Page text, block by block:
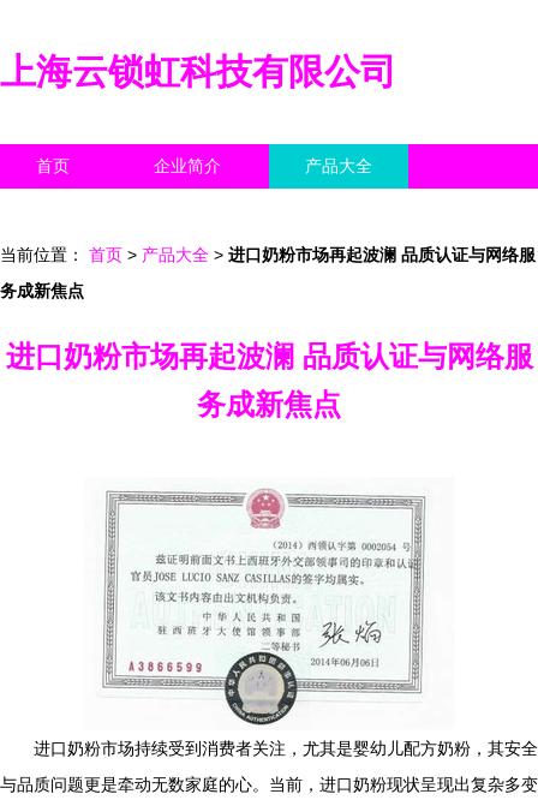
上海云锁虹科技有限公司
首页 企业简介 产品大全
当前位置： 首页 > 产品大全 > 进口奶粉市场再起波澜 品质认证与网络服
务成新焦点
进口奶粉市场再起波澜 品质认证与网络服
务成新焦点
进口奶粉市场持续受到消费者关注，尤其是婴幼儿配方奶粉，其安全
与品质问题更是牵动无数家庭的心。当前，进口奶粉现状呈现出复杂多变